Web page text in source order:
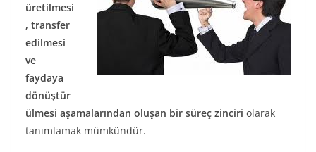
üretilmesi
, transfer
edilmesi
ve
faydaya
dönüştür
ülmesi aşamalarından oluşan bir süreç zinciri olarak
tanımlamak mümkündür.